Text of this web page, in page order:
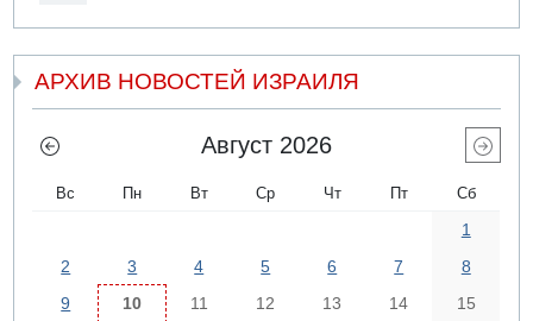
АРХИВ НОВОСТЕЙ ИЗРАИЛЯ
Август 2026
Вс Пн Вт Ср Чт Пт Сб
1
2
3 4 5 6 7
8
9
10 11 12 13 14
15